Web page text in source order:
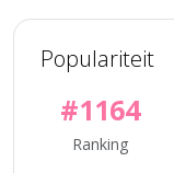
Populariteit
#1164
Ranking